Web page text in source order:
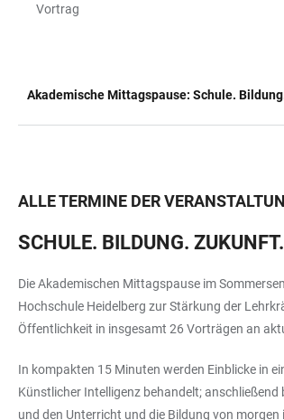
Vortrag
Akademische Mittagspause: Schule.
ALLE TERMINE DER
SCHULE. BILDUNG.
Die Akademischen Mittagspause im
Hochschule Heidelberg zur Stärkung der
Öffentlichkeit in insgesamt 26 Vorträgen an
In kompakten 15 Minuten werden Einblicke in
Künstlicher Intelligenz behandelt;
und den Unterricht und die Bildung von morgen